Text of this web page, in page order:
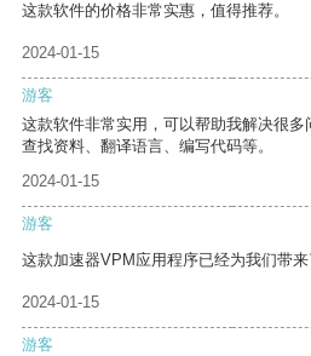
这款软件的价格非常实惠，值得推荐。
2024-01-15
游客
这款软件非常实用，可以帮助我解决很
查找资料、翻译语言、编写代码等。
2024-01-15
游客
这款加速器VPM应用程序已经为我们带来
2024-01-15
游客